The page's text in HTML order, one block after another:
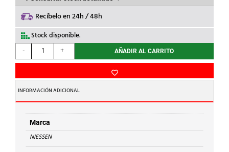
Recíbelo en 24h / 48h
Stock disponible.
-
NIESSEN
-
USB-
C+C
30W
CON
2
MÓDULOS
NEGRO
+ AÑADIR AL CARRITO
INFORMACIÓN ADICIONAL
Marca
NIESSEN